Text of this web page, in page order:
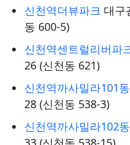
신천역더뷰파크 대구
동 600-5)
신천역센트럴리버파
26 (신천동 621)
신천역까사밀라101동
28 (신천동 538-3)
신천역까사밀라102동